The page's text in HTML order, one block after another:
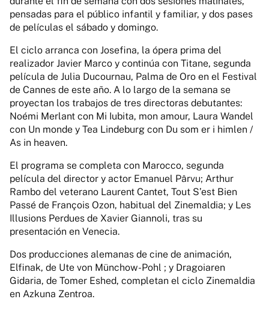
pensadas para el público infantil y familiar, y dos pases
de películas el sábado y domingo.
El ciclo arranca con Josefina, la ópera prima del
realizador Javier Marco y continúa con Titane, segunda
película de Julia Ducournau, Palma de Oro en el Festival
de Cannes de este año. A lo largo de la semana se
proyectan los trabajos de tres directoras debutantes:
Noémi Merlant con Mi Iubita, mon amour, Laura Wandel
con Un monde y Tea Lindeburg con Du som er i himlen /
As in heaven.
El programa se completa con Marocco, segunda
película del director y actor Emanuel Pârvu; Arthur
Rambo del veterano Laurent Cantet, Tout S’est Bien
Passé de François Ozon, habitual del Zinemaldia; y Les
Illusions Perdues de Xavier Giannoli, tras su
presentación en Venecia.
Dos producciones alemanas de cine de animación,
Elfinak, de Ute von Münchow-Pohl ; y Dragoiaren
Gidaria, de Tomer Eshed, completan el ciclo Zinemaldia
en Azkuna Zentroa.